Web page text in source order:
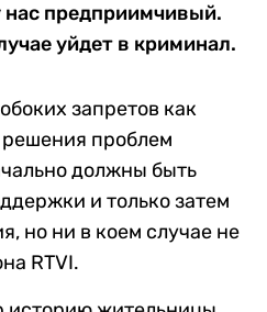
предприимчивый.
уйдет в криминал.
запретов как
проблем
должны быть
и только затем
но ни в коем случае не
RTVI.